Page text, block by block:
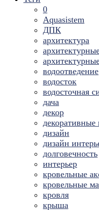
0
Aquasistem
ДПК
архитектура
водоотведение
водосток
водосточная
дача
декор
декоративные
дизайн
дизайн
долговечность
интерьер
кровельные
кровельные
кровля
крыша